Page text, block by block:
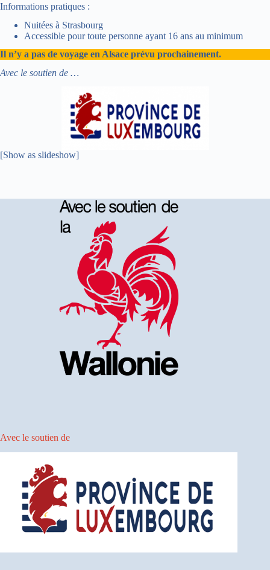
Informations pratiques :
Nuitées à Strasbourg
Accessible pour toute personne ayant 16 ans au minimum
Il n’y a pas de voyage en Alsace prévu prochainement.
Avec le soutien de …
[Show as slideshow]
Avec le soutien de